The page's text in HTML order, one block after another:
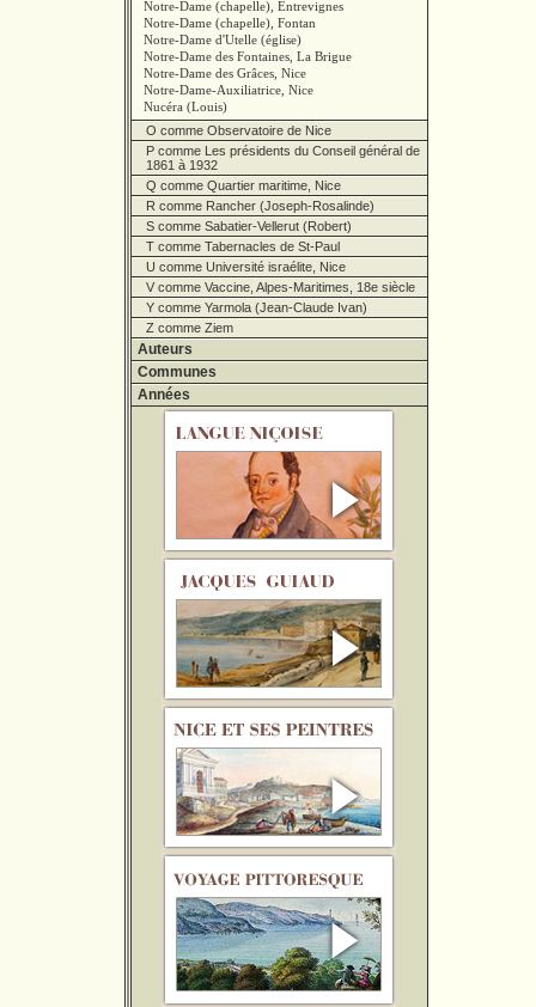
Notre-Dame (chapelle), Entrevignes
Notre-Dame (chapelle), Fontan
Notre-Dame d'Utelle (église)
Notre-Dame des Fontaines, La Brigue
Notre-Dame des Grâces, Nice
Notre-Dame-Auxiliatrice, Nice
Nucéra (Louis)
O comme Observatoire de Nice
P comme Les présidents du Conseil général de
1861 à 1932
Q comme Quartier maritime, Nice
R comme Rancher (Joseph-Rosalinde)
S comme Sabatier-Vellerut (Robert)
T comme Tabernacles de St-Paul
U comme Université israélite, Nice
V comme Vaccine, Alpes-Maritimes, 18e siècle
Y comme Yarmola (Jean-Claude Ivan)
Z comme Ziem
Auteurs
Communes
Années